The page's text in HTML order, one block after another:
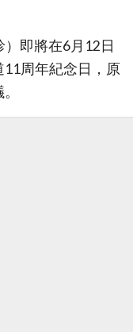
）即將在6月12日
周年紀念日，原